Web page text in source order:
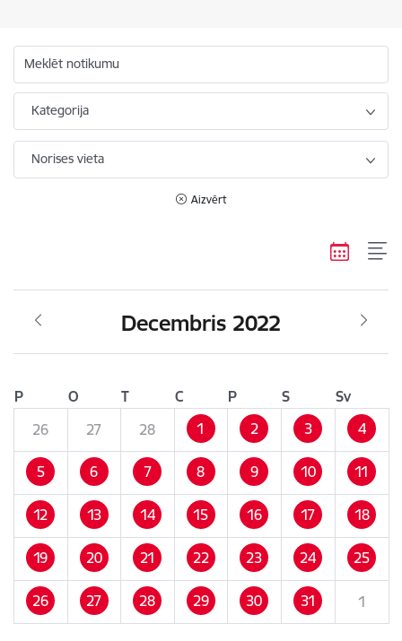
Meklēt notikumu
Kategorija
Norises vieta
Aizvērt
Decembris 2022
P O T C P S
Sv
26
27 28 1 2 3 4
5 6 7 8 9 10 11
12 13 14 15 16 17 18
19 20 21 22 23 24 25
26 27 28 29 30 31 1